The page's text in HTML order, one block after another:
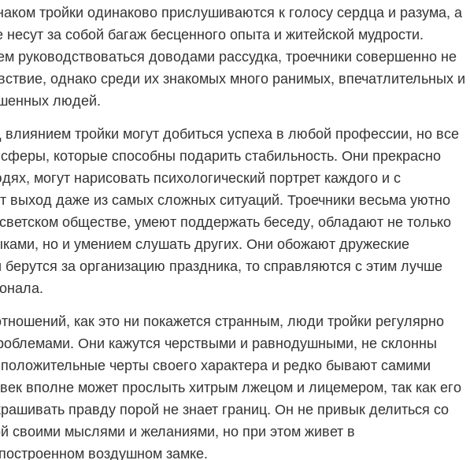
тройки одинаково прислушиваются к голосу сердца и разума, а
несут за собой багаж бесценного опыта и житейской мудрости.
руководствоваться доводами рассудка, троечники совершенно не
однако среди их знакомых много ранимых, впечатлительных и
людей.
тройки могут добиться успеха в любой профессии, но все
которые способны подарить стабильность. Они прекрасно
могут нарисовать психологический портрет каждого и с
выход даже из самых сложных ситуаций. Троечники весьма уютно
обществе, умеют поддержать беседу, обладают не только
но и умением слушать других. Они обожают дружеские
за организацию праздника, то справляются с этим лучше
как это ни покажется странным, люди тройки регулярно
Они кажутся черствыми и равнодушными, не склонны
черты своего характера и редко бывают самими
вполне может прослыть хитрым лжецом и лицемером, так как его
правду порой не знает границ. Он не привык делиться со
своими мыслями и желаниями, но при этом живет в
воздушном замке.